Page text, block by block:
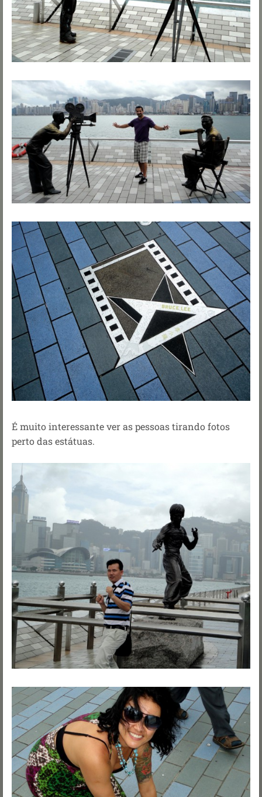
É muito interessante ver as pessoas tirando fotos
perto das estátuas.